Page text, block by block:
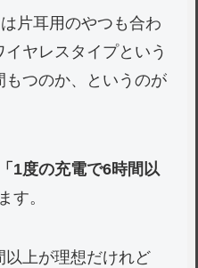
片耳用のやつも合わ
ヤレスタイプという
もつのか、というのが
「1度の充電で6時間以
す。
以上が理想だけれど